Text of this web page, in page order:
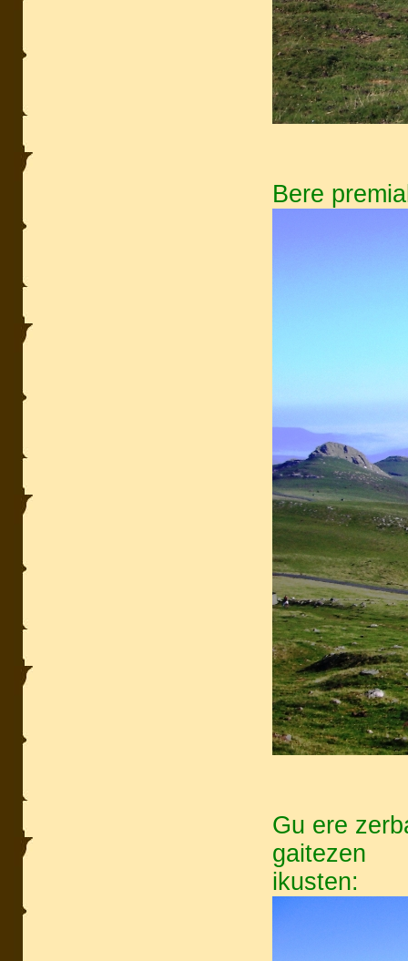
Bere
Gu ere
gaitezen
ikusten: